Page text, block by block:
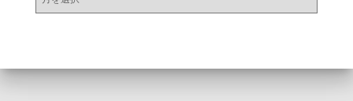
ー